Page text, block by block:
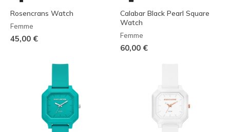
Rosencrans Watch
Femme
45,00 €
Calabar Black Pearl Square
Watch
Femme
60,00 €